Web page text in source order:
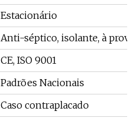
Estacionário
Anti-séptico, isolante, à
CE, ISO 9001
Padrões Nacionais
Caso contraplacado